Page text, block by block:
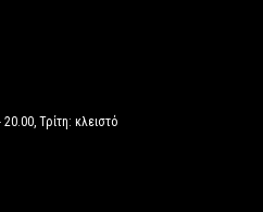
Τρίτη: κλειστό